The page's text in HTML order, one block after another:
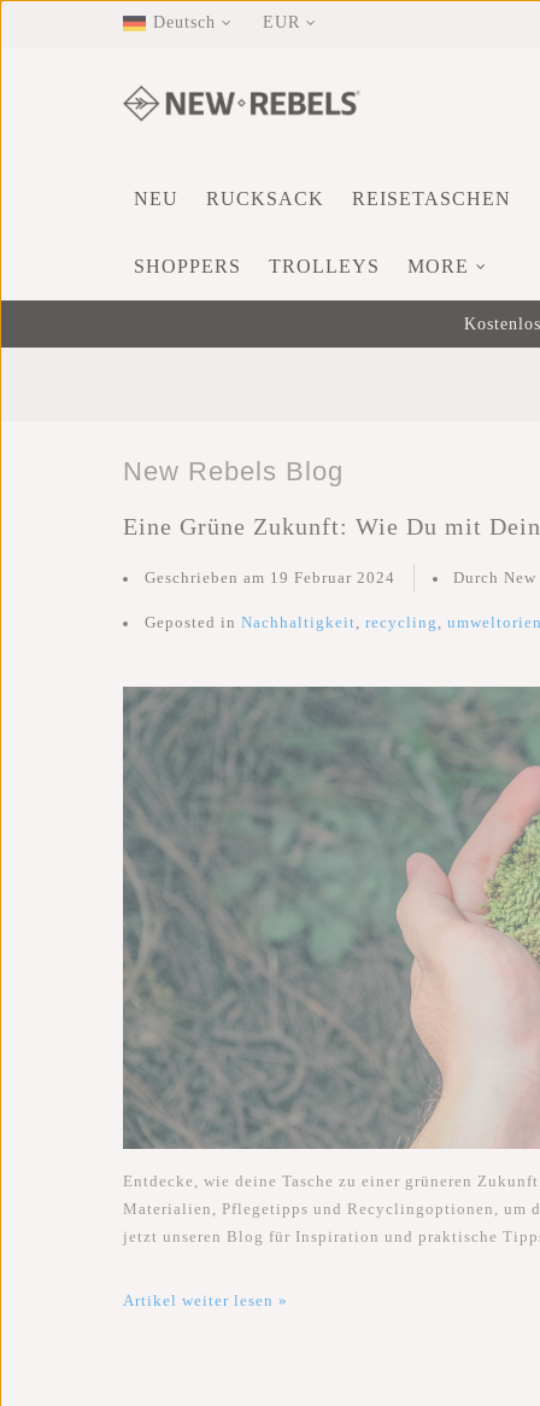
Deutsch EUR
NEU RUCKSACK REISETASCHEN
SHOPPERS TROLLEYS MORE
New Rebels Blog
Eine Grüne Zukunft: Wie Du mit
Geschrieben am 19 Februar 2024 Durch New
Geposted in Nachhaltigkeit, recycling ,
Entdecke, wie deine Tasche zu einer grüneren
Materialien, Pflegetipps und Recyclingoptionen, um
jetzt unseren Blog für Inspiration und praktische
Artikel weiter lesen »